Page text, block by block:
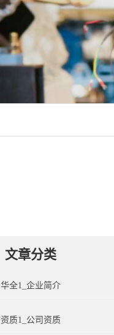
章分类
全1_企业简介
质1_公司资质